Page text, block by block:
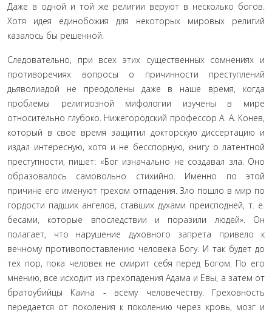
Даже в одной и той же религии веруют в несколько богов.
Хотя идея единобо­жия для некоторых мировых религий
казалось бы решенной.
Следовательно, при всех этих существенных сомнениях и
противоречиях вопросы о причинности преступлений
дьяволиадой не преодолены даже в наше время, когда
проблемы религиозной мифологии изучены в мире
относительно глу­боко. Нижегородский профессор А. А. Конев,
который в свое время защитил докторскую диссертацию и
издал интересную, хотя и не бесспорную, книгу о латентной
преступности, пи­шет: «Бог изначально не создавал зла. Оно
образовалось са­мовольно стихийно. Именно по этой
причине его именуют грехом отпадения. Зло пошло в мир по
гордости падших ан­гелов, ставших духами преисподней, т. е.
бесами, которые впо­следствии и поразили людей». Он
полагает, что нарушение духовного запрета привело к
вечному противопоставлению человека Богу. И так будет до
тех пор, пока человек не смирит себя перед Богом. По его
мнению, все исходит из грехопаде­ния Адама и Евы, а затем от
братоубийцы Каина - всему чело­вечеству. Греховность
передается от поколения к поколению через кровь, мозг и